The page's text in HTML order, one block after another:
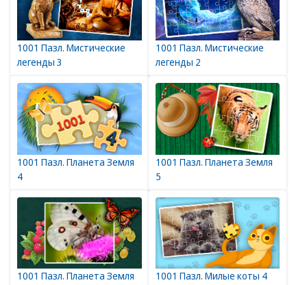
1001 Пазл. Мистические
легенды 3
1001 Пазл. Мистические
легенды 2
1001 Пазл. Планета Земля
4
1001 Пазл. Планета Земля
5
1001 Пазл. Планета Земля
1001 Пазл. Милые коты 4